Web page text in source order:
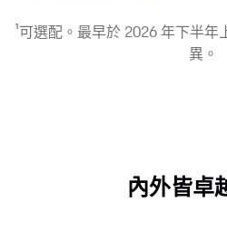
性能、日常實用
性、長途駕乘舒適
以及新一代
共同帶來獨
裝體驗。
1可選配。最早於 2026 年下半年
異。
內外皆卓